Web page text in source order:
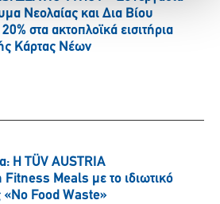
Νεολαίας και Δια Βίου
στα ακτοπλοϊκά εισιτήρια
Κάρτας Νέων
Η TÜV AUSTRIA
Fitness Meals με το ιδιωτικό
«No Food Waste»